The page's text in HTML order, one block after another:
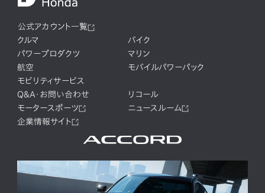
公式アカウント一覧
クルマ
バイク
パワープロダクツ
マリン
航空
モバイルパワーパック
モビリティサービス
Q&A・お問い合わせ
リコール
モータースポーツ
ニュースルーム
企業情報サイト